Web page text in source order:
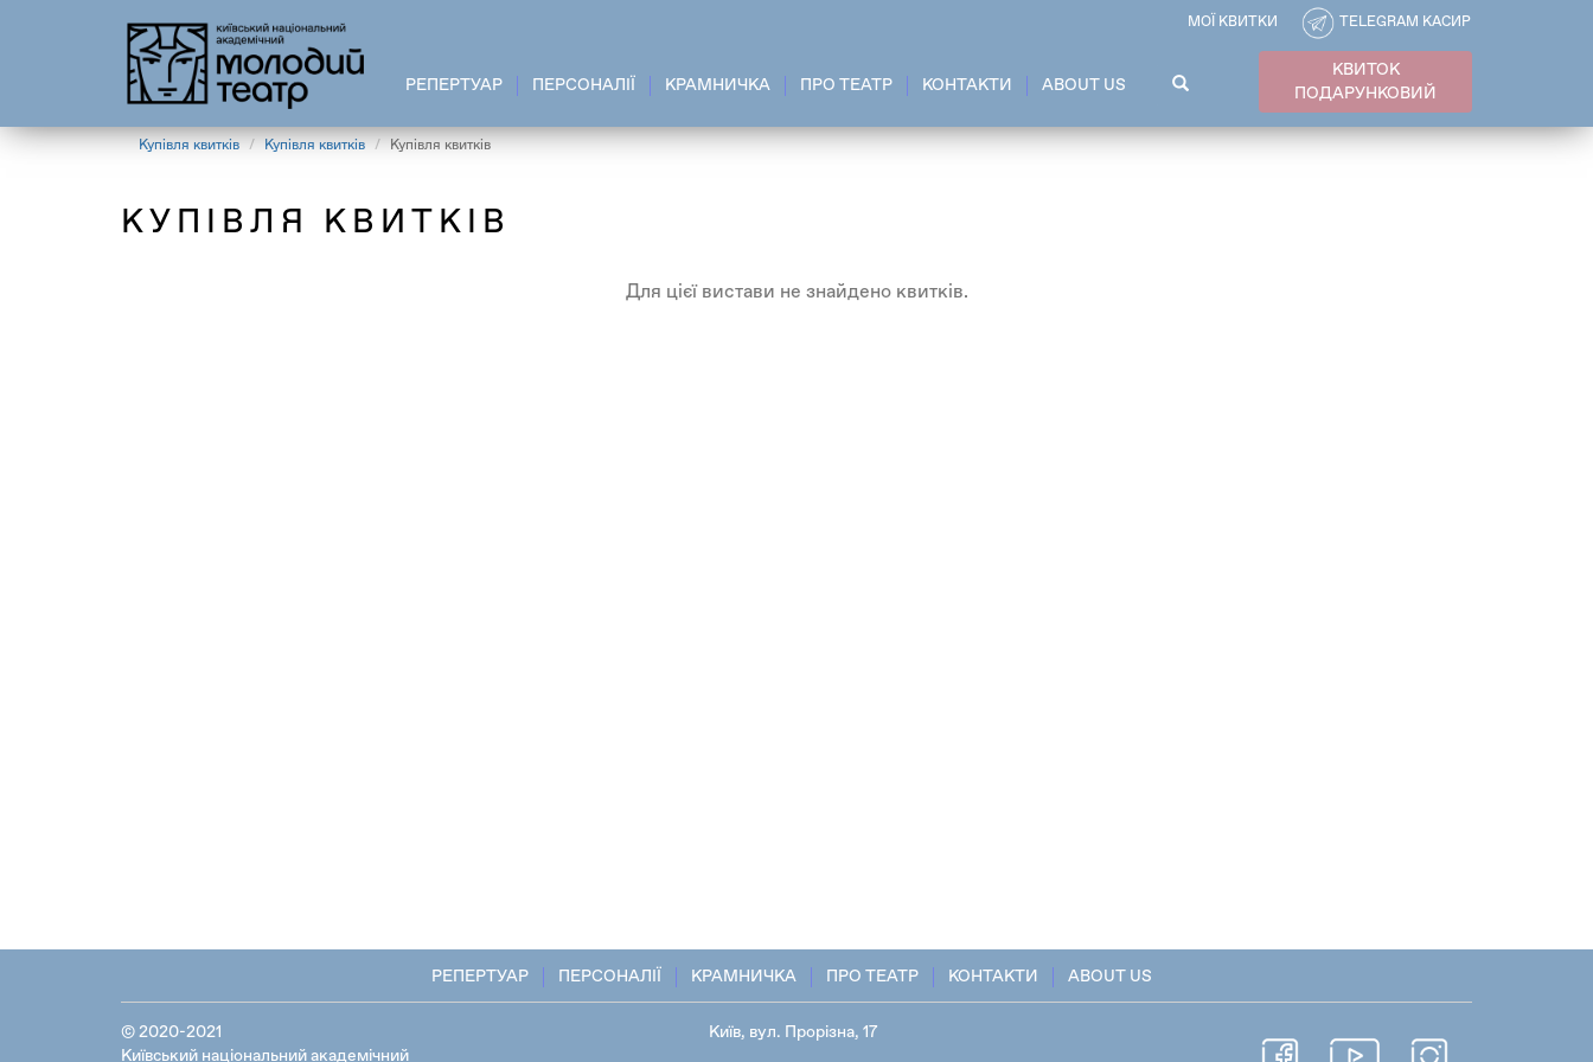
РЕПЕРТУАР ПЕРСОНАЛІЇ КРАМНИЧКА ПРО ТЕАТР КОНТАКТИ ABOUT US
ПОШУКОВА
ФОРМА
КВИТОК
ПОДАРУНКОВИЙ
МОЇ КВИТКИ TELEGRAM КАСИР
Купівля квитків Купівля квитків Купівля квитків
КУПІВЛЯ КВИТКІВ
Для цієї вистави не знайдено квитків.
РЕПЕРТУАР ПЕРСОНАЛІЇ КРАМНИЧКА ПРО ТЕАТР КОНТАКТИ ABOUT US
© 2020-2021
Київський національний академічний
Київ, вул. Прорізна, 17